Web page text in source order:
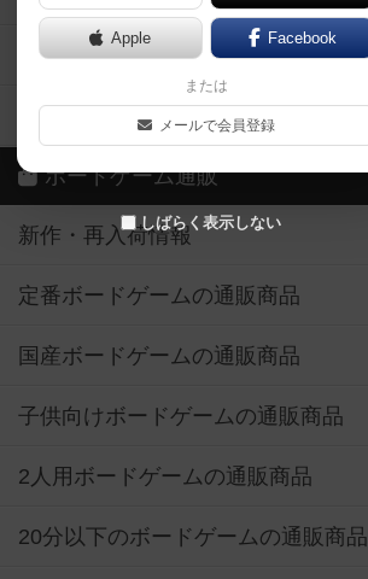
Apple Facebook
または
メールで会員登録
しばらく表示しない
ボードゲーム業界コラム
ボドゲーマご利用案内
ボードゲーム通販
新作・再入荷情報
定番ボードゲームの通販商品
国産ボードゲームの通販商品
子供向けボードゲームの通販商品
2人用ボードゲームの通販商品
20分以下のボードゲームの通販商品